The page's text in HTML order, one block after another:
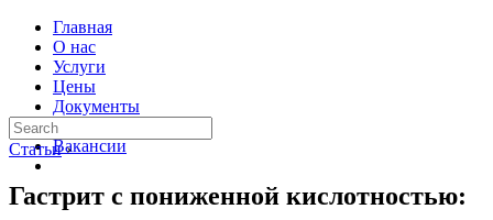
Главная
О нас
Услуги
Цены
Документы
Контакты
Вакансии
Статьи ›
Гастрит с пониженной кислотностью: